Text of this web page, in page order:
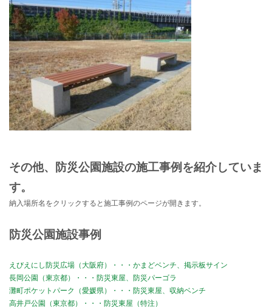
その他、防災公園施設の施工事例を紹介していま
す。
納入場所名をクリックすると施工事例のページが開きます。
防災公園施設事例
えびえにし防災広場（大阪府）・・・かまどベンチ、掲示板サイン
長岡公園（東京都）・・・防災東屋、防災パーゴラ
灘町ポケットパーク（愛媛県）・・・防災東屋、収納ベンチ
高井戸公園（東京都）・・・防災東屋（特注）